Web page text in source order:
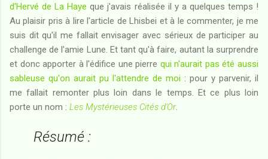
d'Hervé de La Haye que j'avais réalisée il y a quelques temps !
Au plaisir pris à lire l'article de Lhisbei et à le commenter, je me
suis dit qu'il me fallait envisager avec sérieux de participer au
challenge de l'amie Lune. Et tant qu'à faire, autant la surprendre
et donc apporter à l'édifice une pierre qui n'aurait pas été aussi
sableuse qu'on aurait pu l'attendre de moi : pour y parvenir, il
me fallait remonter plus loin dans le temps. Et ce plus loin
porte un nom : Les Mystérieuses Cités d'Or.
Résumé :